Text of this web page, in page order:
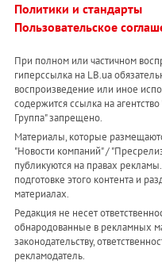
Политики и стандарты
Пользовательское
При полном или частичном
гиперссылка на LB.ua
воспроизведение или иное
содержится ссылка на
Группа" запрещено.
Материалы, которые
"Новости компаний" /
публикуются на правах
подготовке этого контента и
материалах.
Редакция не несет
обнародованные в рекламных
законодательству,
рекламодатель.